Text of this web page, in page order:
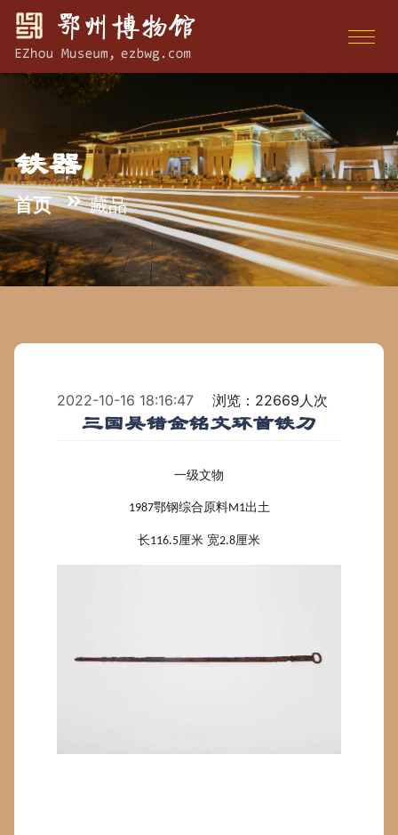
铁器
首页 藏品
2022-10-16 18:16:47 浏览：22669人次
三国吴错金铭文环首铁刀
一级文物
1987鄂钢综合原料M1出土
长116.5厘米 宽2.8厘米